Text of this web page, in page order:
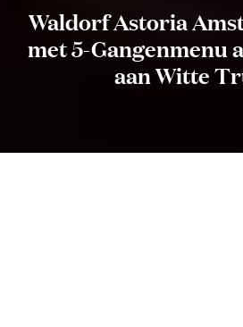
Waldorf Astoria
met 5-Gangenmenu
aan Witte